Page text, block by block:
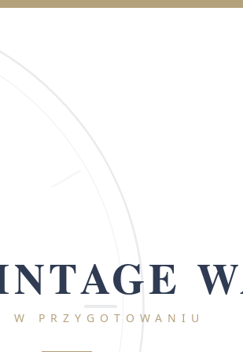
W PRZYGOTOWANIU